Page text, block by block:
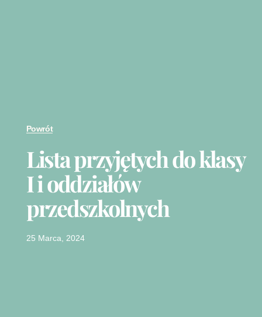
Powrót
Lista przyjętych do klasy
I i oddziałów
przedszkolnych
25 Marca, 2024